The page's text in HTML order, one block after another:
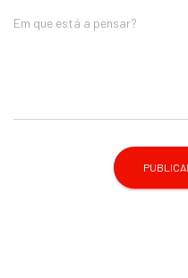
Em que está a pensar?